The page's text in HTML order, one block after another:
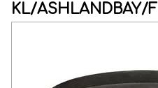
KL/ASHLANDBAY/F